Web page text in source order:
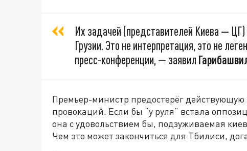
Их задачей (представителей Киева —
Грузии. Это не интерпретация, это не
пресс-конференции, — заявил
Премьер-министр предостерёг
провокаций. Если бы “у руля” встала
она с удовольствием бы, подзуживаемая
Чем это может закончиться для Тбилиси,